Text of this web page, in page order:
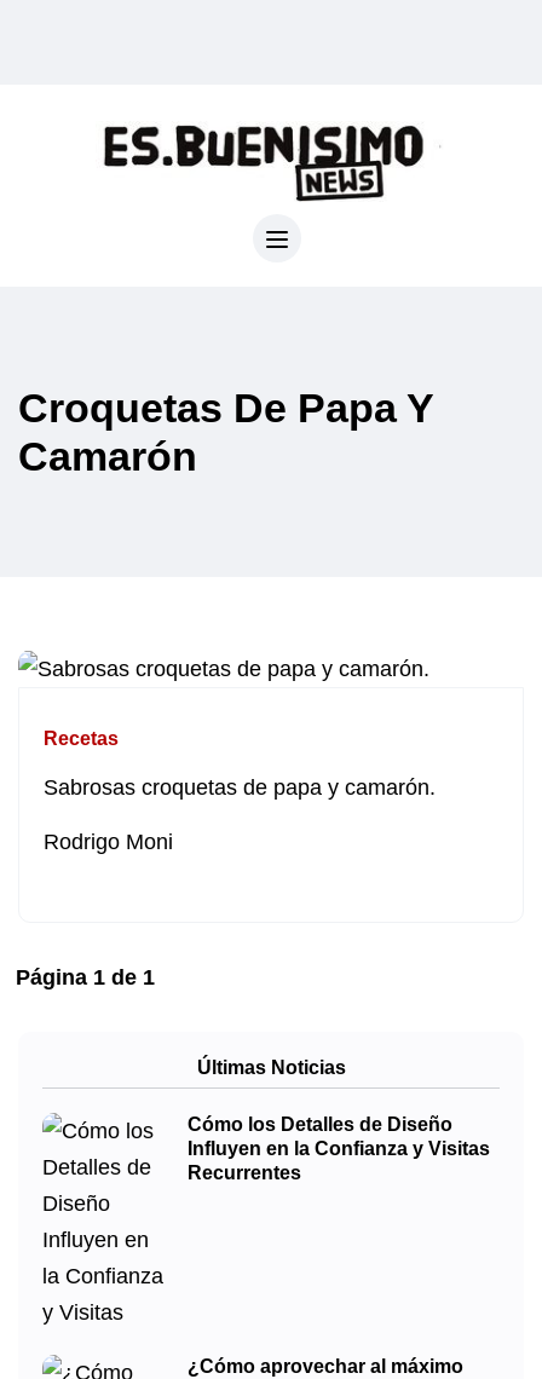
Croquetas De Papa Y
Camarón
Recetas
Sabrosas croquetas de papa y camarón.
Rodrigo Moni
Página 1 de 1
Últimas Noticias
Cómo los Detalles de Diseño
Influyen en la Confianza y Visitas
Recurrentes
¿Cómo aprovechar al máximo